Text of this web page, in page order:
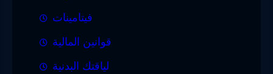
فيتامينات
قوانين المالية
لياقتك البدنية